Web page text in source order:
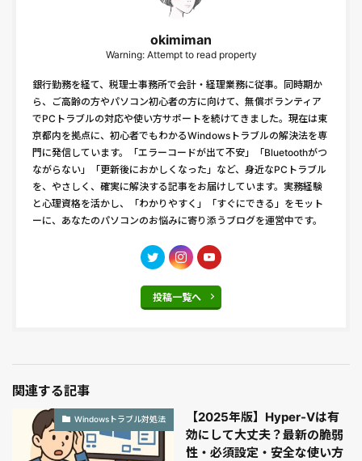
okimiman
Warning: Attempt to read property
銀行勤務を経て、税理士事務所で会計・経理業務に従事。同時期か
ら、ご高齢の方やパソコン初心者の方に向けて、無償ボランティア
でPCトラブルの対応や使い方サポートを続けてきました。現在は東
京都内を拠点に、初心者でもわかるWindowsトラブルの解決法を専
門に発信しています。「エラーコードが出て不安」「Bluetoothがつ
ながらない」「更新後におかしくなった」など、身近なPCトラブル
を、やさしく、確実に解決する記事をお届けしています。実務経験
と心理資格を活かし、「わかりやすく」「すぐにできる」をモット
ーに、あなたのパソコンのお悩みに寄り添うブログを運営中です。
投稿一覧へ
関連する記事
Windowsトラブル対処法
【2025年版】Hyper-Vは有
効にして大丈夫？最新の脆弱
性・必須設定・安全な使い方